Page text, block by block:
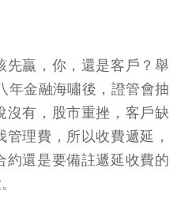
先贏，你，還是客戶？舉
年金融海嘯後，證管會抽
沒有，股市重挫，客戶缺
理費，所以收費遞延，
約還是要備註遞延收費的